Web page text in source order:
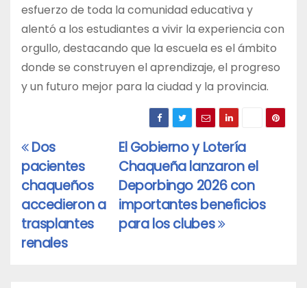
esfuerzo de toda la comunidad educativa y
alentó a los estudiantes a vivir la experiencia con
orgullo, destacando que la escuela es el ámbito
donde se construyen el aprendizaje, el progreso
y un futuro mejor para la ciudad y la provincia.
Navegación
de
entradas
El Gobierno y Lotería
Chaqueña lanzaron el
Deporbingo 2026 con
importantes beneficios
para los clubes
Dos
pacientes
chaqueños
accedieron a
trasplantes
renales